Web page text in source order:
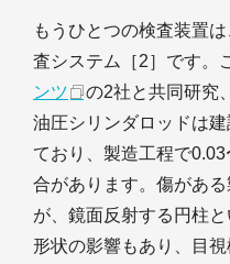
もうひとつの検査装置
査システム［2］です。
ンツ
の2社と共同研究
油圧シリンダロッドは
ており、製造工程で
合があります。傷があ
が、鏡面反射する円柱
形状の影響もあり、目